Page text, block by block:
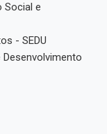
Social e
- SEDU